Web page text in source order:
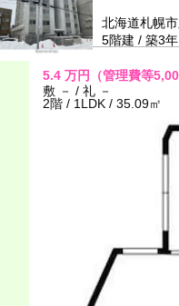
北海道札幌
5階建 / 築3年
5.4 万円
（管理費等
敷 － / 礼 －
2階 / 1LDK / 35.09㎡